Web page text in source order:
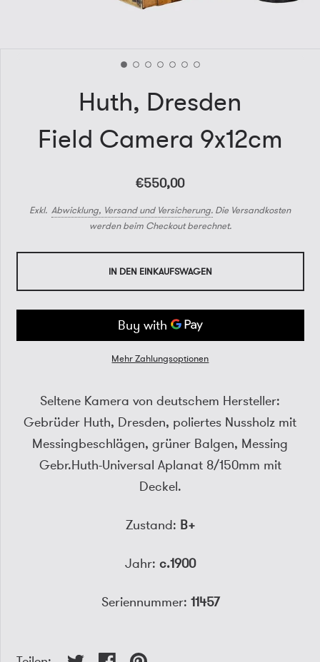
Huth, Dresden
Field Camera 9x12cm
€550,00
Exkl.Abwicklung, Versand und Versicherung. Die Versandkosten
werden beim Checkout berechnet.
IN DEN EINKAUFSWAGEN
Mehr Zahlungsoptionen
Seltene Kamera von deutschem Hersteller:
Gebrüder Huth, Dresden, poliertes Nussholz mit
Messingbeschlägen, grüner Balgen, Messing
Gebr.Huth-Universal Aplanat 8/150mm mit
Deckel.
Zustand: B+
Jahr: c.1900
Seriennummer: 11457